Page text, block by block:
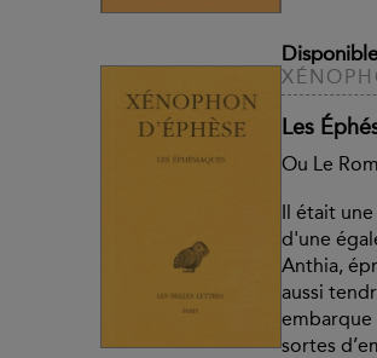
Disponible
Les
Ou Le
Il était
d'une
Anthia,
aussi
embarque
sortes